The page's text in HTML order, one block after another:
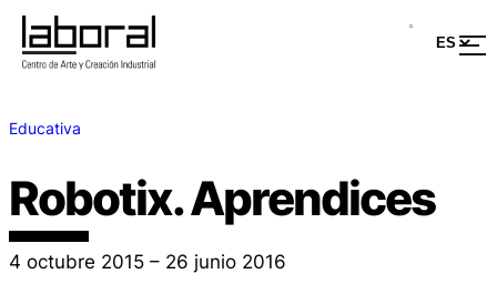
Educativa
Robotix. Aprendices
4 octubre 2015 – 26 junio 2016